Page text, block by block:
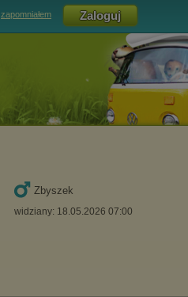
zapomniałem
Zbyszek
widziany: 18.05.2026 07:00